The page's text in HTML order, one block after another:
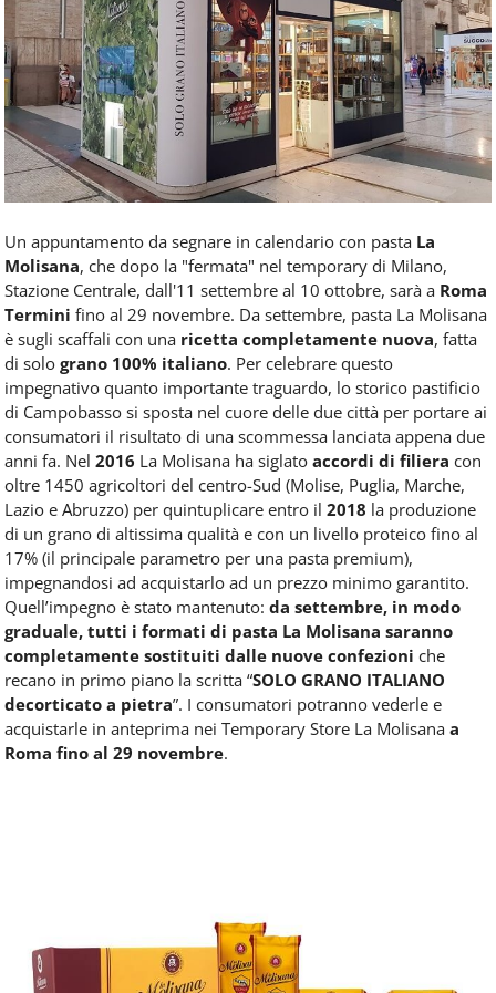
Service
e
tutte
le
novità
del
comparto
Horeca.
Un appuntamento da segnare in calendario con pasta La
Molisana, che dopo la "fermata" nel temporary di Milano,
Stazione Centrale, dall'11 settembre al 10 ottobre, sarà a Roma
Termini fino al 29 novembre. Da settembre, pasta La Molisana
è sugli scaffali con una ricetta completamente nuova, fatta
di solo grano 100% italiano. Per celebrare questo
impegnativo quanto importante traguardo, lo storico pastificio
di Campobasso si sposta nel cuore delle due città per portare ai
consumatori il risultato di una scommessa lanciata appena due
anni fa. Nel 2016 La Molisana ha siglato accordi di filiera con
oltre 1450 agricoltori del centro-Sud (Molise, Puglia, Marche,
Lazio e Abruzzo) per quintuplicare entro il 2018 la produzione
di un grano di altissima qualità e con un livello proteico fino al
17% (il principale parametro per una pasta premium),
impegnandosi ad acquistarlo ad un prezzo minimo garantito.
Quell’impegno è stato mantenuto: da settembre, in modo
graduale, tutti i formati di pasta La Molisana saranno
completamente sostituiti dalle nuove confezioni che
recano in primo piano la scritta “SOLO GRANO ITALIANO
decorticato a pietra”. I consumatori potranno vederle e
acquistarle in anteprima nei Temporary Store La Molisana a
Roma fino al 29 novembre.